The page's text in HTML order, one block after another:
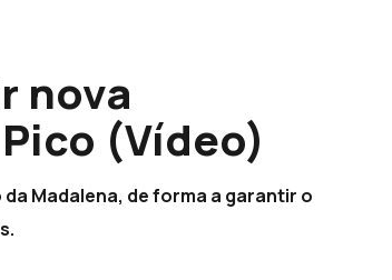
nova
(Vídeo)
Madalena, de forma a garantir o